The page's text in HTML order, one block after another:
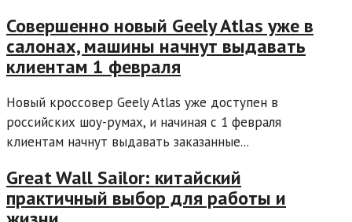
Совершенно новый Geely Atlas уже в
салонах, машины начнут выдавать
клиентам 1 февраля
Новый кроссовер Geely Atlas уже доступен в
российских шоу-румах, и начиная с 1 февраля
клиентам начнут выдавать заказанные...
Great Wall Sailor: китайский
практичный выбор для работы и